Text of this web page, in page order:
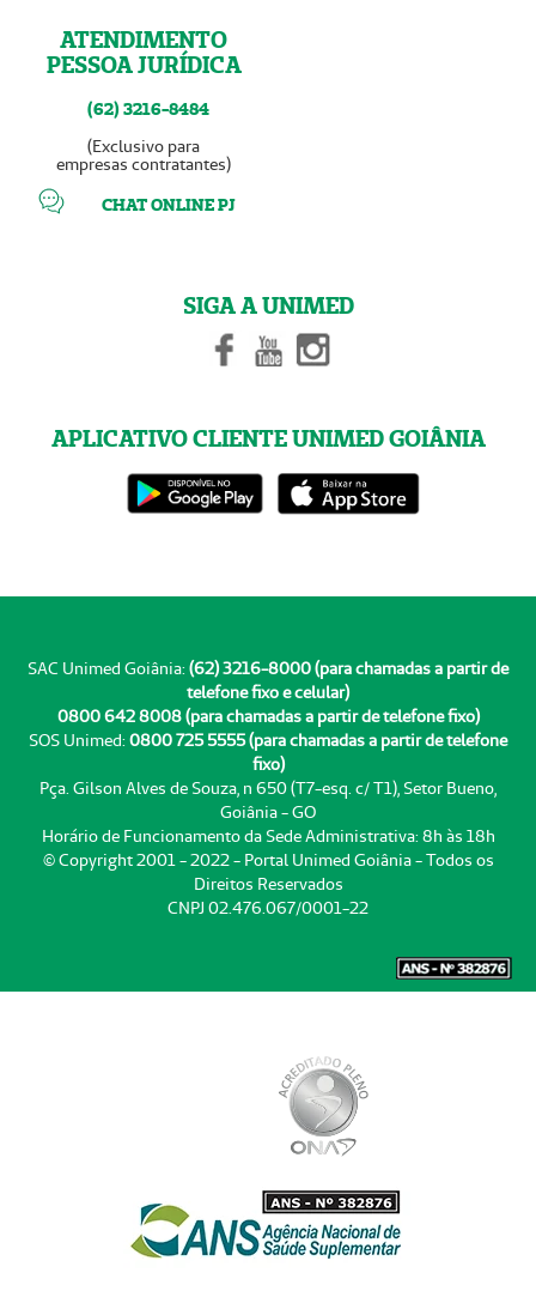
ATENDIMENTO
PESSOA JURÍDICA
(62) 3216-8484
(Exclusivo para
empresas contratantes)
CHAT ONLINE PJ
SIGA A UNIMED
APLICATIVO CLIENTE UNIMED GOIÂNIA
SAC Unimed Goiânia: (62) 3216-8000 (para chamadas a partir de
telefone fixo e celular)
0800 642 8008 (para chamadas a partir de telefone fixo)
SOS Unimed: 0800 725 5555 (para chamadas a partir de telefone
fixo)
Pça. Gilson Alves de Souza, n 650 (T7-esq. c/ T1), Setor Bueno,
Goiânia - GO
Horário de Funcionamento da Sede Administrativa: 8h às 18h
© Copyright 2001 - 2022 - Portal Unimed Goiânia - Todos os
Direitos Reservados
CNPJ 02.476.067/0001-22